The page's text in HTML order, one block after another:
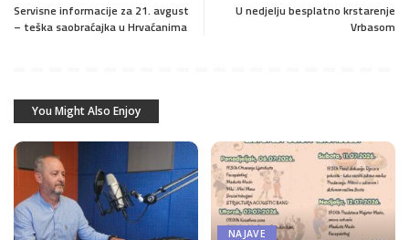
Servisne informacije za 21. avgust
– teška saobraćajka u Hrvaćanima
U nedjelju besplatno krstarenje
Vrbasom
You Might Also Enjoy
NAJAVE